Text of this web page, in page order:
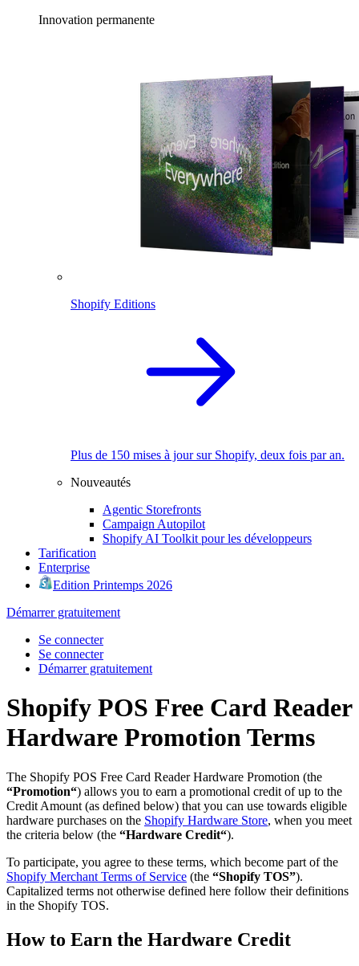
Innovation permanente
Shopify Editions
Plus de 150 mises à jour sur Shopify, deux fois par an.
Nouveautés
Agentic Storefronts
Campaign Autopilot
Shopify AI Toolkit pour les développeurs
Tarification
Enterprise
Edition Printemps 2026
Démarrer gratuitement
Se connecter
Se connecter
Démarrer gratuitement
Shopify POS Free Card Reader
Hardware Promotion Terms
The Shopify POS Free Card Reader Hardware Promotion (the
“Promotion“) allows you to earn a promotional credit of up to the
Credit Amount (as defined below) that you can use towards eligible
hardware purchases on the Shopify Hardware Store, when you meet
the criteria below (the “Hardware Credit“).
To participate, you agree to these terms, which become part of the
Shopify Merchant Terms of Service (the “Shopify TOS”).
Capitalized terms not otherwise defined here follow their definitions
in the Shopify TOS.
How to Earn the Hardware Credit